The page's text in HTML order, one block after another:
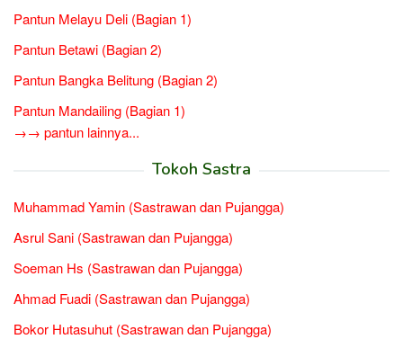
Pantun Melayu Deli (Bagian 1)
Pantun Betawi (Bagian 2)
Pantun Bangka Belitung (Bagian 2)
Pantun Mandailing (Bagian 1)
→→ pantun lainnya...
Tokoh Sastra
Muhammad Yamin (Sastrawan dan Pujangga)
Asrul Sani (Sastrawan dan Pujangga)
Soeman Hs (Sastrawan dan Pujangga)
Ahmad Fuadi (Sastrawan dan Pujangga)
Bokor Hutasuhut (Sastrawan dan Pujangga)